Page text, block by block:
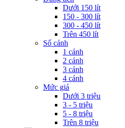
Dưới 150 lít
150 - 300 lít
300 - 450 lít
Trên 450 lít
Số cánh
1 cánh
2 cánh
3 cánh
4 cánh
Mức giá
Dưới 3 triệu
3 - 5 triệu
5 - 8 triệu
Trên 8 triệu